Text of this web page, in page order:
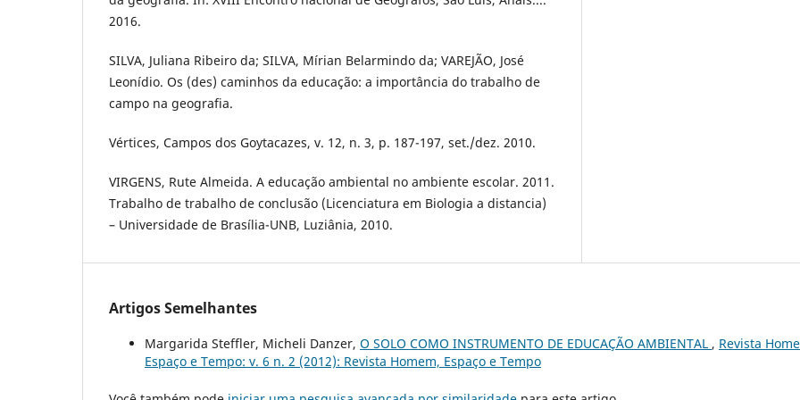
2016.
SILVA, Juliana Ribeiro da; SILVA, Mírian Belarmindo da; VAREJÃO, José
Leonídio. Os (des) caminhos da educação: a importância do trabalho de
campo na geografia.
Vértices, Campos dos Goytacazes, v. 12, n. 3, p. 187-197, set./dez. 2010.
VIRGENS, Rute Almeida. A educação ambiental no ambiente escolar. 2011.
Trabalho de trabalho de conclusão (Licenciatura em Biologia a distancia)
– Universidade de Brasília-UNB, Luziânia, 2010.
Artigos Semelhantes
Margarida Steffler, Micheli Danzer, O SOLO COMO INSTRUMENTO DE EDUCAÇÃO AMBIENTAL , Revista
Espaço e Tempo: v. 6 n. 2 (2012): Revista Homem, Espaço e Tempo